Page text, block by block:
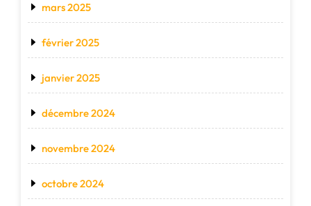
mars 2025
février 2025
janvier 2025
décembre 2024
novembre 2024
octobre 2024